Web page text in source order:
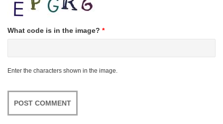
What code is in the image? *
Enter the characters shown in the image.